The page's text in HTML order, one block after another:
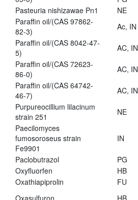
Pasteuria nishizawae Pn1
NE
Paraffin oil/(CAS 97862-
82-3)
Ac, IN
Paraffin oil/(CAS 8042-47-
5)
AC, IN
Paraffin oil/(CAS 72623-
86-0)
AC, IN
Paraffin oil/(CAS 64742-
46-7)
AC, IN
Purpureocillium lilacinum
strain 251
NE
Paecilomyces
fumosoroseus strain
Fe9901
IN
Paclobutrazol PG
Oxyfluorfen
HB
Oxathiapiprolin
FU